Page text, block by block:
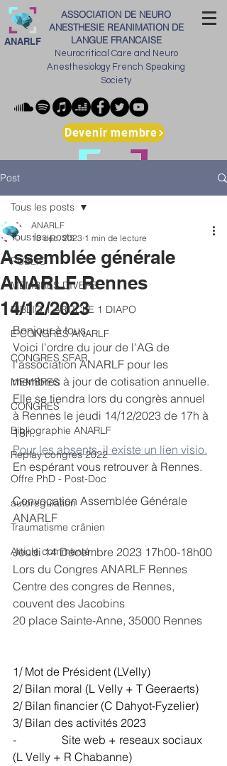
ASSOCIATION DE NEURO
ANESTHESIE REANIMATION DE
LANGUE FRANCAISE
Neurocritical Care and Neuro
Anesthesiology French Speaking
Society
ANARLF
Devenir membre
Post
Tous les posts
PUBLIC
MEMBRES DIVERS
BIBLIO 1 ARTICLE 1 DIAPO
E CONGRES ANARLF
CONGRES SFAR
MEMBRES
CONGRES
Bibliographie ANARLF
Replay congres 2022
Offre PhD - Post-Doc
autoregulation
Traumatisme crânien
Article commenté
Tous les posts
Assemblée générale
ANARLF Rennes
14/12/2023
ANARLF
13 déc. 2023 1 min de lecture
Bonjour à tous.
Voici l'ordre du jour de l'AG de
l'association ANARLF pour les
membres à jour de cotisation annuelle.
Elle se tiendra lors du congrès annuel
à Rennes le jeudi 14/12/2023 de 17h à
18h.
Pour les absents, il existe un lien visio.
En espérant vous retrouver à Rennes.
Convocation Assemblée Générale
ANARLF
Jeudi 14 Décembre 2023 17h00-18h00
Lors du Congres ANARLF Rennes
Centre des congres de Rennes,
couvent des Jacobins
20 place Sainte-Anne, 35000 Rennes
1/ Mot de Président (LVelly)
2/ Bilan moral (L Velly + T Geeraerts)
2/ Bilan financier (C Dahyot-Fyzelier)
3/ Bilan des activités 2023
- Site web + reseaux sociaux
(L Velly + R Chabanne)